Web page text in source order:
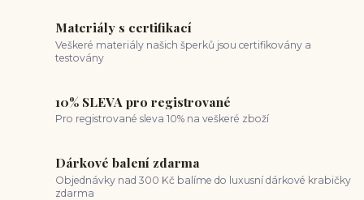
Materiály s certifikací
Veškeré materiály našich šperků jsou certifikovány a
testovány
10% SLEVA pro registrované
Pro registrované sleva 10% na veškeré zboží
Dárkové balení zdarma
Objednávky nad 300 Kč balíme do luxusní dárkové krabičky
zdarma